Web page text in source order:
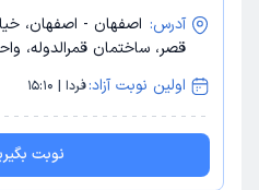
آدرس: اصفهان - اصفهان،
قصر، ساختمان قمرالدوله، واحد
اولین نوبت آزاد:فردا | 15:10
نوبت